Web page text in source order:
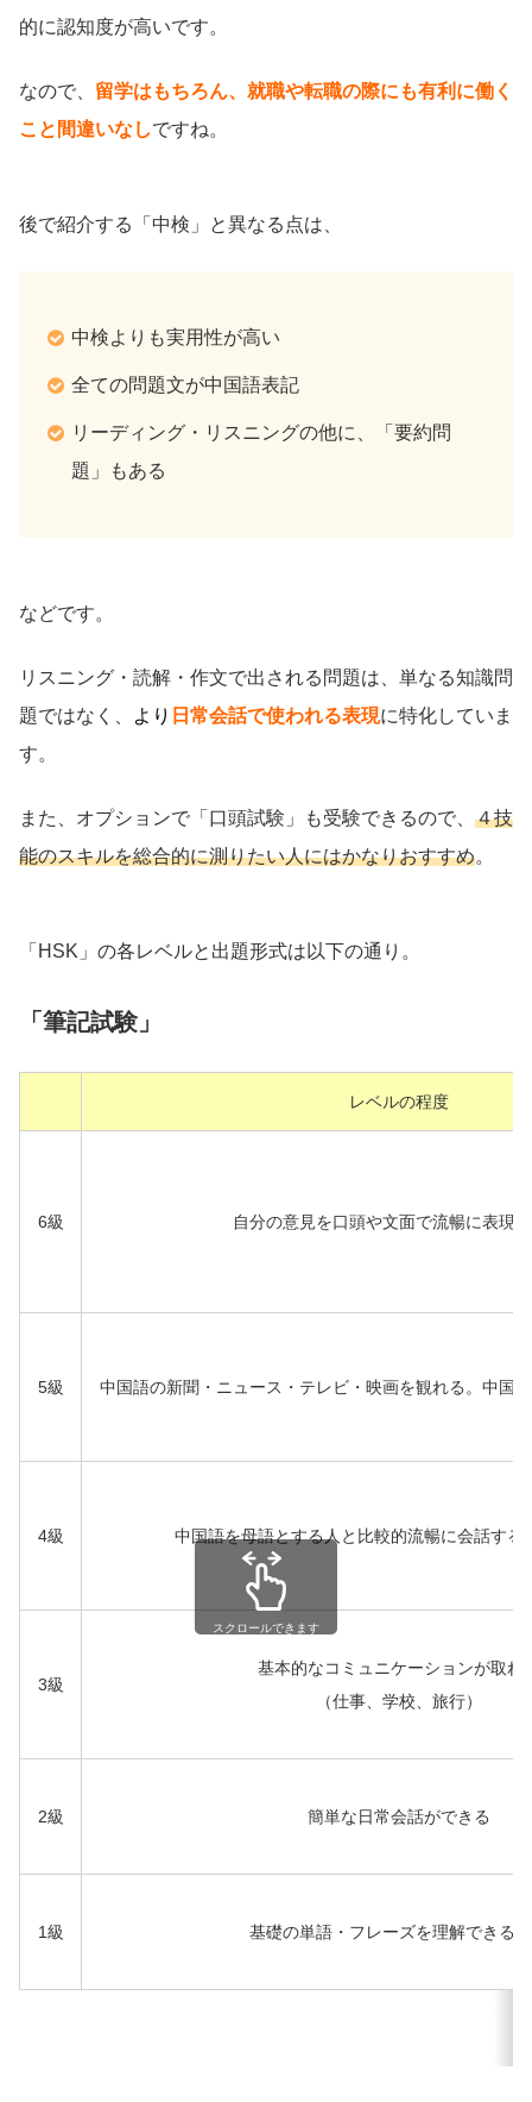
的に認知度が高いです。
なので、 留学はもちろん、就職や転職の際にも有利に働く
こと間違いなしですね。
後で紹介する「中検」と異なる点は、
中検よりも実用性が高い
全ての問題文が中国語表記
リーディング・リスニングの他に、「要約問
題」もある
などです。
リスニング・読解・作文で出される問題は、単なる知識問
題ではなく、
より 日常会話で使われる表現に特化していま
す。
また、オプションで「口頭試験」も受験できるので、 ４技
能のスキルを総合的に測りたい人にはかなりおすすめ。
「HSK」の各レベルと出題形式は以下の通り。
「筆記試験」
レベルの程度
6級 自分の意見を口頭や文面で流暢に表現
5級 中国語の新聞・ニュース・テレビ・映画を観れる。中国
4級 中国語を母語とする人と比較的流暢に会話する
3級
基本的なコミュニケーションが取れ
（仕事、学校、旅行）
2級 簡単な日常会話ができる
1級 基礎の単語・フレーズを理解できる
スクロールできます